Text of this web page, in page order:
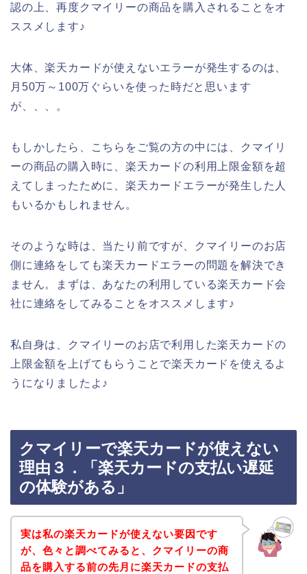
認の上、再度クマイリーの商品を購入されることをオ
ススメします♪
大体、楽天カードが使えないエラーが発生するのは、
月50万～100万ぐらいを使った時だと思います
が、、、。
もしかしたら、こちらをご覧の方の中には、クマイリ
ーの商品の購入時に、楽天カードの利用上限金額を超
えてしまったために、楽天カードエラーが発生した人
もいるかもしれません。
そのような時は、当たり前ですが、クマイリーのお店
側に連絡をしても楽天カードエラーの問題を解決でき
ません。まずは、あなたの利用している楽天カード会
社に連絡をしてみることをオススメします♪
私自身は、クマイリーのお店で利用した楽天カードの
上限金額を上げてもらうことで楽天カードを使えるよ
うになりましたよ♪
クマイリーで楽天カードが使えない
理由３．「楽天カードの支払い遅延
の体験がある」
実は私の楽天カードが使えない要因です
が、色々と調べてみると、クマイリーの商
品を購入する前の先月に楽天カードの支払